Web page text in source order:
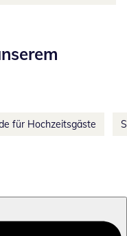
für Hochzeitsgäste